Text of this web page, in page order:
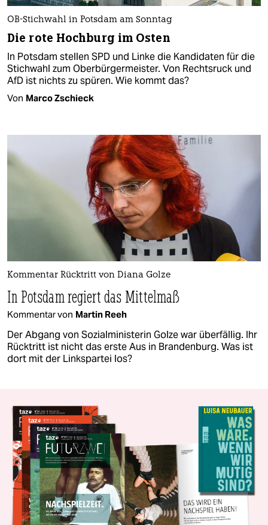
OB-Stichwahl in Potsdam am Sonntag
Die rote Hochburg im Osten
In Potsdam stellen SPD und Linke die Kandidaten für die
Stichwahl zum Oberbürgermeister. Von Rechtsruck und
AfD ist nichts zu spüren. Wie kommt das?
Von Marco Zschieck
Kommentar Rücktritt von Diana Golze
In Potsdam regiert das Mittelmaß
Kommentar von Martin Reeh
Der Abgang von Sozialministerin Golze war überfällig. Ihr
Rücktritt ist nicht das erste Aus in Brandenburg. Was ist
dort mit der Linkspartei los?